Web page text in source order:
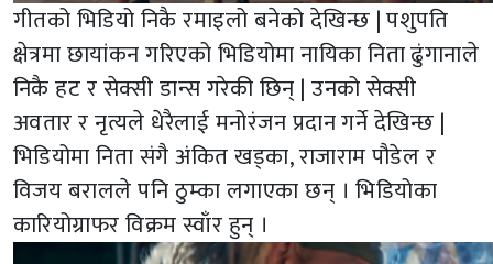
गीतको भिडियो निकै रमाइलो बनेको देखिन्छ | पशुपति
क्षेत्रमा छायांकन गरिएको भिडियोमा नायिका निता ढुंगानाले
निकै हट र सेक्सी डान्स गरेकी छिन् | उनको सेक्सी
अवतार र नृत्यले धेरैलाई मनोरंजन प्रदान गर्ने देखिन्छ |
भिडियोमा निता संगै अंकित खड्का, राजाराम पौडेल र
विजय बरालले पनि ठुम्का लगाएका छन् । भिडियोका
कारियोग्राफर विक्रम स्वाँर हुन् ।